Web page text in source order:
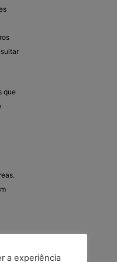
que
de
a experiência